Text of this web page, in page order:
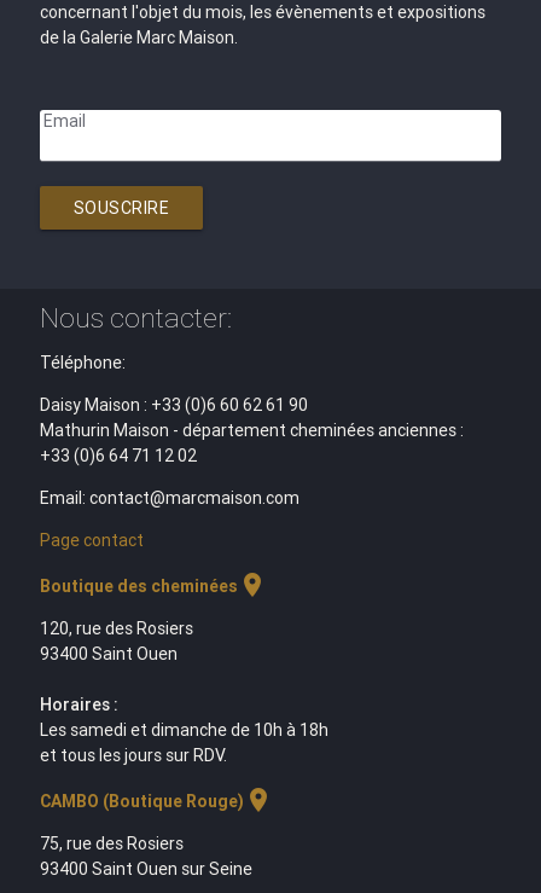
concernant l'objet du mois, les évènements et expositions
de la Galerie Marc Maison.
Email
SOUSCRIRE
Nous contacter:
Téléphone:
Daisy Maison : +33 (0)6 60 62 61 90
Mathurin Maison - département cheminées anciennes :
+33 (0)6 64 71 12 02
Email: contact@marcmaison.com
Page contact
Boutique des cheminées location_on
120, rue des Rosiers
93400 Saint Ouen
Horaires :
Les samedi et dimanche de 10h à 18h
et tous les jours sur RDV.
CAMBO (Boutique Rouge) location_on
75, rue des Rosiers
93400 Saint Ouen sur Seine